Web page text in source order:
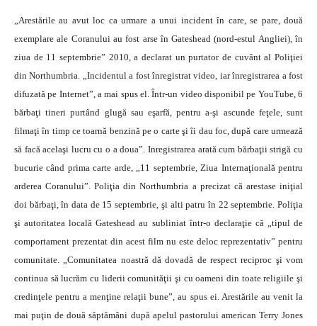
„Arestările au avut loc ca urmare a unui incident în care, se pare, două
exemplare ale Coranului au fost arse în Gateshead (nord-estul Angliei), în
ziua de 11 septembrie” 2010, a declarat un purtator de cuvânt al Poliţiei
din Northumbria. „Incidentul a fost înregistrat video, iar înregistrarea a fost
difuzată pe Internet”, a mai spus el. Într-un video disponibil pe YouTube, 6
bărbaţi tineri purtând glugă sau eşarfă, pentru a-şi ascunde feţele, sunt
filmaţi în timp ce toarnă benzină pe o carte şi îi dau foc, după care urmează
să facă acelaşi lucru cu o a doua”. Inregistrarea arată cum bărbaţii strigă cu
bucurie când prima carte arde, „11 septembrie, Ziua Internaţională pentru
arderea Coranului”. Poliţia din Northumbria a precizat că arestase iniţial
doi bărbaţi, în data de 15 septembrie, şi alti patru în 22 septembrie. Poliţia
şi autoritatea locală Gateshead au subliniat într-o declaraţie că „tipul de
comportament prezentat din acest film nu este deloc reprezentativ” pentru
comunitate. „Comunitatea noastră dă dovadă de respect reciproc şi vom
continua să lucrăm cu liderii comunităţii şi cu oameni din toate religiile şi
credinţele pentru a menţine relaţii bune”, au spus ei. Arestările au venit la
mai puţin de două săptămâni după apelul pastorului american Terry Jones